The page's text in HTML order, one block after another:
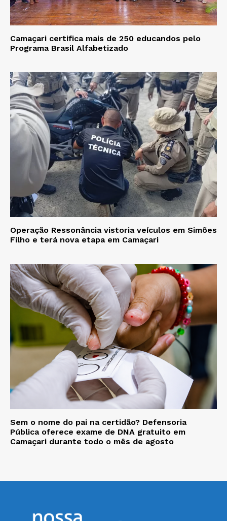
Camaçari certifica mais de 250 educandos pelo
Programa Brasil Alfabetizado
Operação Ressonância vistoria veículos em Simões
Filho e terá nova etapa em Camaçari
Sem o nome do pai na certidão? Defensoria
Pública oferece exame de DNA gratuito em
Camaçari durante todo o mês de agosto